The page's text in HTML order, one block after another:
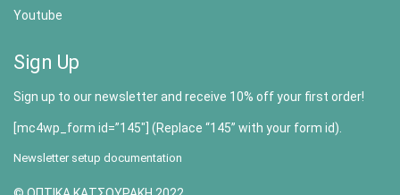
Youtube
Sign Up
Sign up to our newsletter and receive 10% off your first order!
[mc4wp_form id=”145″] (Replace “145” with your form id).
Newsletter setup documentation